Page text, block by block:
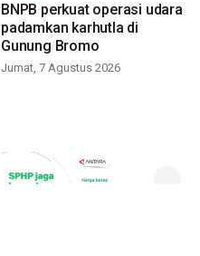
BNPB perkuat operasi udara
padamkan karhutla di
Gunung Bromo
Jumat, 7 Agustus 2026